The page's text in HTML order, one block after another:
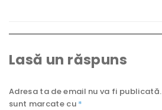
Lasă un răspuns
Adresa ta de email nu va fi publicată.
sunt marcate cu *